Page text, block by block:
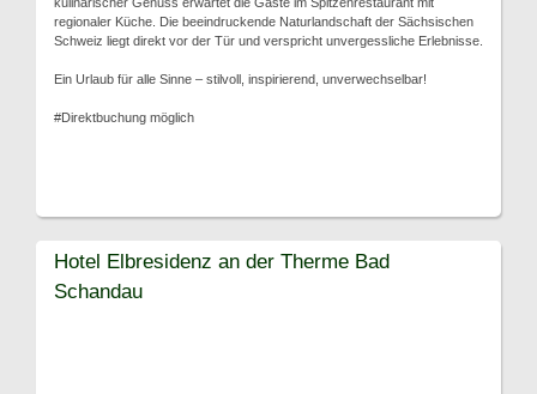
regionaler Küche. Die beeindruckende Naturlandschaft der Sächsischen
Schweiz liegt direkt vor der Tür und verspricht unvergessliche Erlebnisse.
Ein Urlaub für alle Sinne – stilvoll, inspirierend, unverwechselbar!
#Direktbuchung möglich
Hotel Elbresidenz an der Therme Bad
Schandau